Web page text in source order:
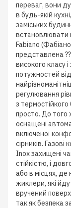
переваг, вони
в будь-якій
заміських
встановлювати
Fabiano
представлена
високого класу
потужностей
регулювання
з
просто. До того
оснащені
включеної
сірників.
Inox захищені
стійкістю, і
або в місцях, де
жиклери, які
вручений
так як безпека